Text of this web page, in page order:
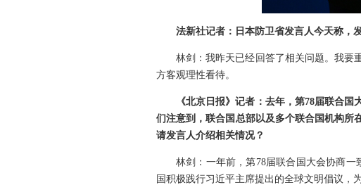
法新社记者：日本防卫省发言人今天称，
林剑：我昨天已经回答了相关问题。我要
方客观理性看待。
《北京日报》记者：去年，第78届联合
们注意到，联合国总部以及多个联合国机构所
请发言人介绍相关情况？
林剑：一年前，第78届联合国大会协商一
国积极践行习近平主席提出的全球文明倡议，